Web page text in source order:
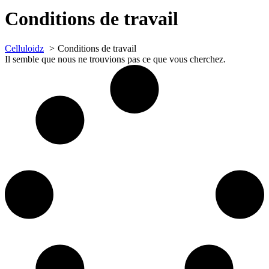
Conditions de travail
Celluloidz
Conditions de travail
Il semble que nous ne trouvions pas ce que vous cherchez.